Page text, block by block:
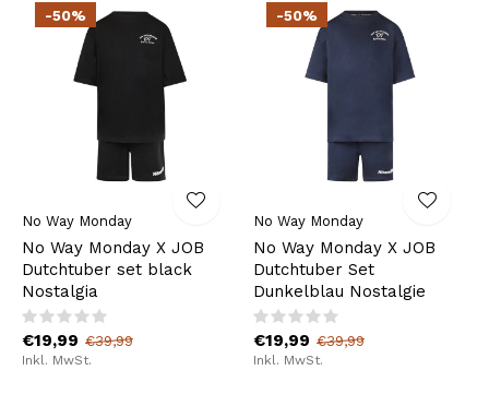
-50%
No Way Monday
No Way Monday X JOB
Dutchtuber set black
Nostalgia
€19,99 €39,99
Inkl. MwSt.
-50%
No Way Monday
No Way Monday X JOB
Dutchtuber Set
Dunkelblau Nostalgie
€19,99 €39,99
Inkl. MwSt.